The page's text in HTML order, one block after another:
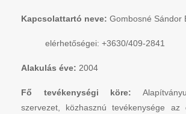
Kapcsolattartó neve: Gombosné Sándor
elérhetőségei: +3630/409-2841
Alakulás éve: 2004
Fő tevékenységi köre:
szervezet, közhasznú tevékenysége az